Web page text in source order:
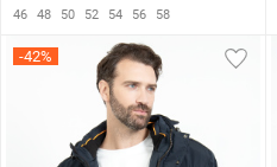
46 48 50 52 54 56 58
-42%